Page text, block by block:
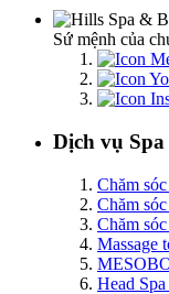
Sứ mệnh của
Dịch vụ Spa
Chăm
Chăm
Chăm
Massage
Head